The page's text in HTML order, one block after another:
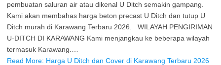
pembuatan saluran air atau dikenal U Ditch semakin gampang.
Kami akan membahas harga beton precast U Ditch dan tutup U
Ditch murah di Karawang Terbaru 2026. WILAYAH PENGIRIMAN
U-DITCH DI KARAWANG Kami menjangkau ke beberapa wilayah
termasuk Karawang.…
Read More: Harga U Ditch dan Cover di Karawang Terbaru 2026